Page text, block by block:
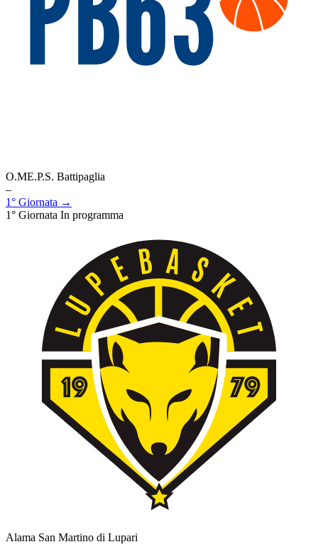
O.ME.P.S. Battipaglia
–
1° Giornata →
1° Giornata In programma
Alama San Martino di Lupari